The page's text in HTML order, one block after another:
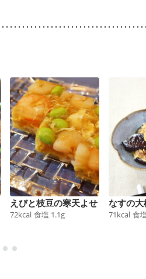
えびと枝豆の寒天よせ
72kcal 食塩 1.1g
なすの大
71kcal 食